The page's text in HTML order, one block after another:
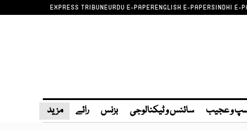
EXPRESS TRIBUNEURDU E-PAPERENGLISH E-PAPERSINDHI E-
و عجیب سائنس و ٹیکنالوجی بزنس رائے مزید